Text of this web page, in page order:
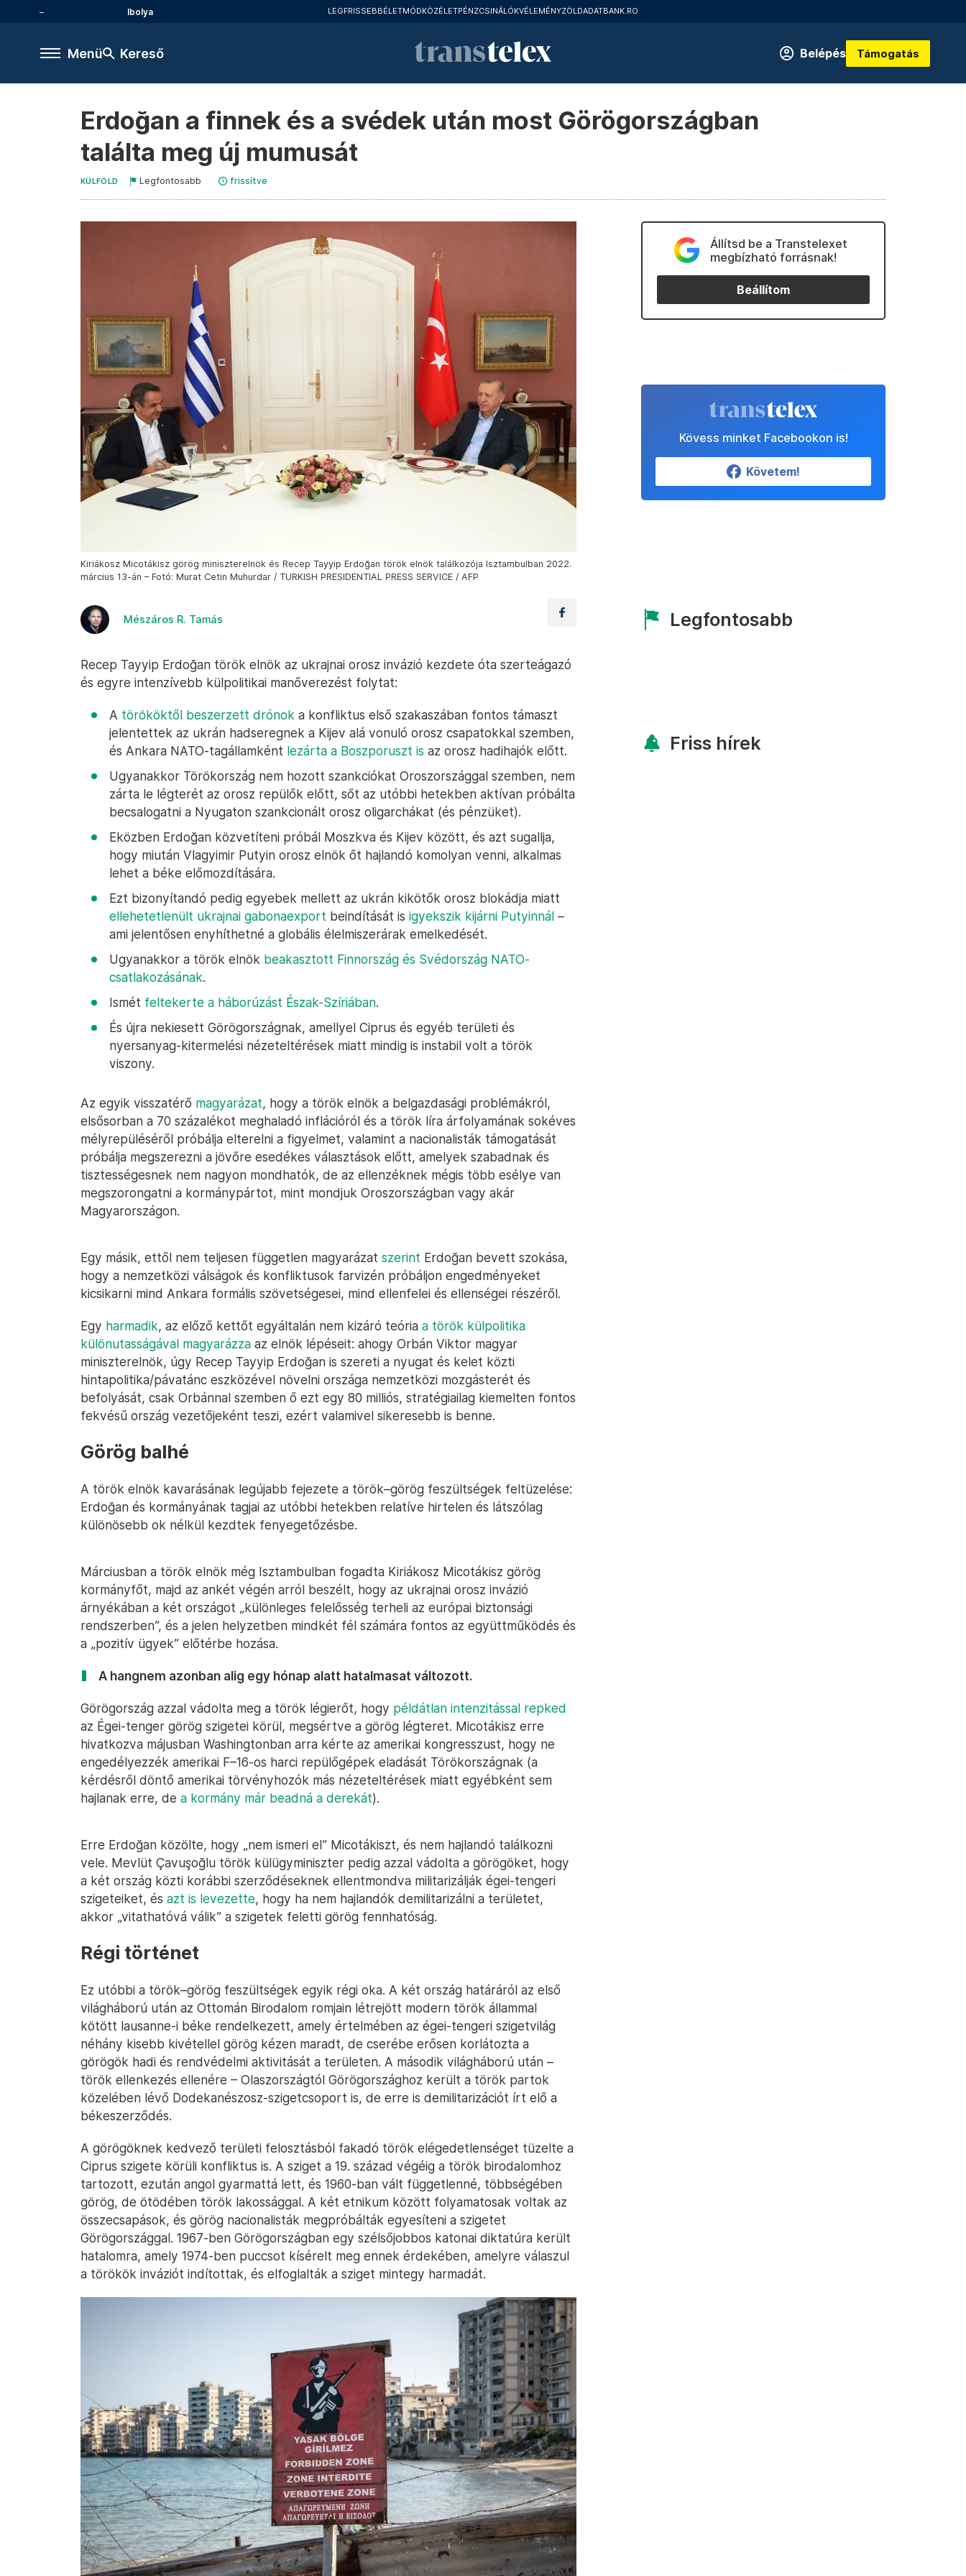
Ibolya LEGFRISSEBBÉLETMÓDKÖZÉLETPÉNZCSINÁLÓKVÉLEMÉNYZÖLDADATBANK.RO
Menü Kereső Belépés Támogatás
Erdoğan a finnek és a svédek után most Görögországban
találta meg új mumusát
KÜLFÖLD Legfontosabb frissítve
Kiriákosz Micotákisz görög miniszterelnök és Recep Tayyip Erdoğan török elnök találkozója Isztambulban 2022.
március 13-án – Fotó: Murat Cetin Muhurdar / TURKISH PRESIDENTIAL PRESS SERVICE / AFP
Mészáros R. Tamás
Recep Tayyip Erdoğan török elnök az ukrajnai orosz invázió kezdete óta szerteágazó
és egyre intenzívebb külpolitikai manőverezést folytat:
A törököktől beszerzett drónok a konfliktus első szakaszában fontos támaszt
jelentettek az ukrán hadseregnek a Kijev alá vonuló orosz csapatokkal szemben,
és Ankara NATO-tagállamként lezárta a Boszporuszt is az orosz hadihajók előtt.
Ugyanakkor Törökország nem hozott szankciókat Oroszországgal szemben, nem
zárta le légterét az orosz repülők előtt, sőt az utóbbi hetekben aktívan próbálta
becsalogatni a Nyugaton szankcionált orosz oligarchákat (és pénzüket).
Eközben Erdoğan közvetíteni próbál Moszkva és Kijev között, és azt sugallja,
hogy miután Vlagyimir Putyin orosz elnök őt hajlandó komolyan venni, alkalmas
lehet a béke előmozdítására.
Ezt bizonyítandó pedig egyebek mellett az ukrán kikötők orosz blokádja miatt
ellehetetlenült ukrajnai gabonaexport beindítását is igyekszik kijárni Putyinnál –
ami jelentősen enyhíthetné a globális élelmiszerárak emelkedését.
Ugyanakkor a török elnök beakasztott Finnország és Svédország NATO-
csatlakozásának.
Ismét feltekerte a háborúzást Észak-Szíriában.
És újra nekiesett Görögországnak, amellyel Ciprus és egyéb területi és
nyersanyag-kitermelési nézeteltérések miatt mindig is instabil volt a török
viszony.
Az egyik visszatérő magyarázat, hogy a török elnök a belgazdasági problémákról,
elsősorban a 70 százalékot meghaladó inflációról és a török líra árfolyamának sokéves
mélyrepüléséről próbálja elterelni a figyelmet, valamint a nacionalisták támogatását
próbálja megszerezni a jövőre esedékes választások előtt, amelyek szabadnak és
tisztességesnek nem nagyon mondhatók, de az ellenzéknek mégis több esélye van
megszorongatni a kormánypártot, mint mondjuk Oroszországban vagy akár
Magyarországon.
Egy másik, ettől nem teljesen független magyarázat szerint Erdoğan bevett szokása,
hogy a nemzetközi válságok és konfliktusok farvizén próbáljon engedményeket
kicsikarni mind Ankara formális szövetségesei, mind ellenfelei és ellenségei részéről.
Egy harmadik, az előző kettőt egyáltalán nem kizáró teória a török külpolitika
különutasságával magyarázza az elnök lépéseit: ahogy Orbán Viktor magyar
miniszterelnök, úgy Recep Tayyip Erdoğan is szereti a nyugat és kelet közti
hintapolitika/pávatánc eszközével növelni országa nemzetközi mozgásterét és
befolyását, csak Orbánnal szemben ő ezt egy 80 milliós, stratégiailag kiemelten fontos
fekvésű ország vezetőjeként teszi, ezért valamivel sikeresebb is benne.
Görög balhé
A török elnök kavarásának legújabb fejezete a török–görög feszültségek feltüzelése:
Erdoğan és kormányának tagjai az utóbbi hetekben relatíve hirtelen és látszólag
különösebb ok nélkül kezdtek fenyegetőzésbe.
Márciusban a török elnök még Isztambulban fogadta Kiriákosz Micotákisz görög
kormányfőt, majd az ankét végén arról beszélt, hogy az ukrajnai orosz invázió
árnyékában a két országot „különleges felelősség terheli az európai biztonsági
rendszerben”, és a jelen helyzetben mindkét fél számára fontos az együttműködés és
a „pozitív ügyek” előtérbe hozása.
A hangnem azonban alig egy hónap alatt hatalmasat változott.
Görögország azzal vádolta meg a török légierőt, hogy példátlan intenzitással repked
az Égei-tenger görög szigetei körül, megsértve a görög légteret. Micotákisz erre
hivatkozva májusban Washingtonban arra kérte az amerikai kongresszust, hogy ne
engedélyezzék amerikai F–16-os harci repülőgépek eladását Törökországnak (a
kérdésről döntő amerikai törvényhozók más nézeteltérések miatt egyébként sem
hajlanak erre, de a kormány már beadná a derekát).
Erre Erdoğan közölte, hogy „nem ismeri el” Micotákiszt, és nem hajlandó találkozni
vele. Mevlüt Çavuşoğlu török külügyminiszter pedig azzal vádolta a görögöket, hogy
a két ország közti korábbi szerződéseknek ellentmondva militarizálják égei-tengeri
szigeteiket, és azt is levezette, hogy ha nem hajlandók demilitarizálni a területet,
akkor „vitathatóvá válik” a szigetek feletti görög fennhatóság.
Régi történet
Ez utóbbi a török–görög feszültségek egyik régi oka. A két ország határáról az első
világháború után az Ottomán Birodalom romjain létrejött modern török állammal
kötött lausanne-i béke rendelkezett, amely értelmében az égei-tengeri szigetvilág
néhány kisebb kivétellel görög kézen maradt, de cserébe erősen korlátozta a
görögök hadi és rendvédelmi aktivitását a területen. A második világháború után –
török ellenkezés ellenére – Olaszországtól Görögországhoz került a török partok
közelében lévő Dodekanészosz-szigetcsoport is, de erre is demilitarizációt írt elő a
békeszerződés.
A görögöknek kedvező területi felosztásból fakadó török elégedetlenséget tüzelte a
Ciprus szigete körüli konfliktus is. A sziget a 19. század végéig a török birodalomhoz
tartozott, ezután angol gyarmattá lett, és 1960-ban vált függetlenné, többségében
görög, de ötödében török lakossággal. A két etnikum között folyamatosak voltak az
összecsapások, és görög nacionalisták megpróbálták egyesíteni a szigetet
Görögországgal. 1967-ben Görögországban egy szélsőjobbos katonai diktatúra került
hatalomra, amely 1974-ben puccsot kísérelt meg ennek érdekében, amelyre válaszul
a törökök inváziót indítottak, és elfoglalták a sziget mintegy harmadát.
Állítsd be a Transtelexet
megbízható forrásnak!
Beállítom
Kövess minket Facebookon is!
Követem!
Legfontosabb
Friss hírek